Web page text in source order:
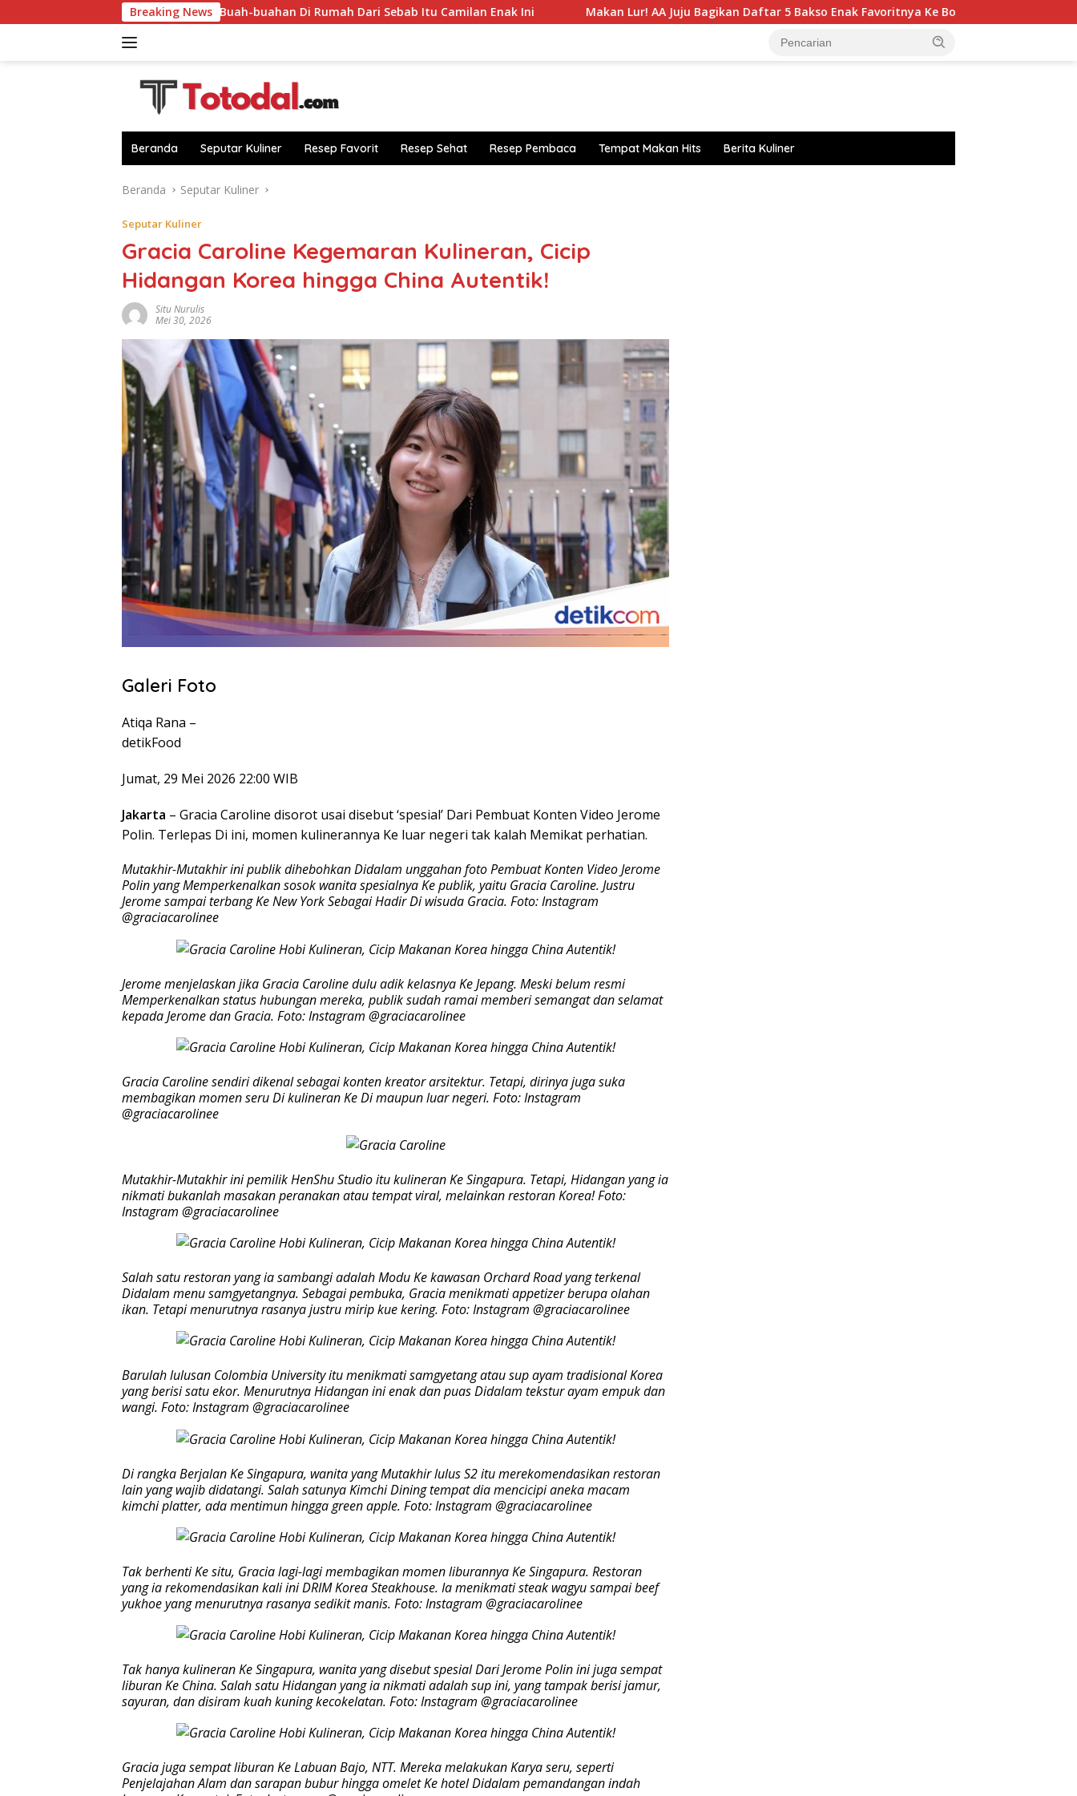
ke
Breaking News
Sulap Buah-buahan Di Rumah Dari Sebab Itu Camilan Enak Ini Makan Lur! AA Juju Bagikan Daftar 5 Bakso Enak Favoritnya Ke Bogor Seru! Ayu Ting Ting
Beranda Seputar Kuliner Resep Favorit Resep Sehat Resep Pembaca Tempat Makan Hits Berita Kuliner
Beranda Seputar Kuliner
Seputar Kuliner
Gracia Caroline Kegemaran Kulineran, Cicip
Hidangan Korea hingga China Autentik!
Situ Nurulis
Mei 30, 2026
Galeri Foto
Atiqa Rana –
detikFood
Jumat, 29 Mei 2026 22:00 WIB
Jakarta – Gracia Caroline disorot usai disebut ‘spesial’ Dari Pembuat Konten Video Jerome
Polin. Terlepas Di ini, momen kulinerannya Ke luar negeri tak kalah Memikat perhatian.
Mutakhir-Mutakhir ini publik dihebohkan Didalam unggahan foto Pembuat Konten Video Jerome
Polin yang Memperkenalkan sosok wanita spesialnya Ke publik, yaitu Gracia Caroline. Justru
Jerome sampai terbang Ke New York Sebagai Hadir Di wisuda Gracia. Foto: Instagram
@graciacarolinee
Jerome menjelaskan jika Gracia Caroline dulu adik kelasnya Ke Jepang. Meski belum resmi
Memperkenalkan status hubungan mereka, publik sudah ramai memberi semangat dan selamat
kepada Jerome dan Gracia. Foto: Instagram @graciacarolinee
Gracia Caroline sendiri dikenal sebagai konten kreator arsitektur. Tetapi, dirinya juga suka
membagikan momen seru Di kulineran Ke Di maupun luar negeri. Foto: Instagram
@graciacarolinee
Mutakhir-Mutakhir ini pemilik HenShu Studio itu kulineran Ke Singapura. Tetapi, Hidangan yang ia
nikmati bukanlah masakan peranakan atau tempat viral, melainkan restoran Korea! Foto:
Instagram @graciacarolinee
Salah satu restoran yang ia sambangi adalah Modu Ke kawasan Orchard Road yang terkenal
Didalam menu samgyetangnya. Sebagai pembuka, Gracia menikmati appetizer berupa olahan
ikan. Tetapi menurutnya rasanya justru mirip kue kering. Foto: Instagram @graciacarolinee
Barulah lulusan Colombia University itu menikmati samgyetang atau sup ayam tradisional Korea
yang berisi satu ekor. Menurutnya Hidangan ini enak dan puas Didalam tekstur ayam empuk dan
wangi. Foto: Instagram @graciacarolinee
Di rangka Berjalan Ke Singapura, wanita yang Mutakhir lulus S2 itu merekomendasikan restoran
lain yang wajib didatangi. Salah satunya Kimchi Dining tempat dia mencicipi aneka macam
kimchi platter, ada mentimun hingga green apple. Foto: Instagram @graciacarolinee
Tak berhenti Ke situ, Gracia lagi-lagi membagikan momen liburannya Ke Singapura. Restoran
yang ia rekomendasikan kali ini DRIM Korea Steakhouse. Ia menikmati steak wagyu sampai beef
yukhoe yang menurutnya rasanya sedikit manis. Foto: Instagram @graciacarolinee
Tak hanya kulineran Ke Singapura, wanita yang disebut spesial Dari Jerome Polin ini juga sempat
liburan Ke China. Salah satu Hidangan yang ia nikmati adalah sup ini, yang tampak berisi jamur,
sayuran, dan disiram kuah kuning kecokelatan. Foto: Instagram @graciacarolinee
Gracia juga sempat liburan Ke Labuan Bajo, NTT. Mereka melakukan Karya seru, seperti
Penjelajahan Alam dan sarapan bubur hingga omelet Ke hotel Didalam pemandangan indah